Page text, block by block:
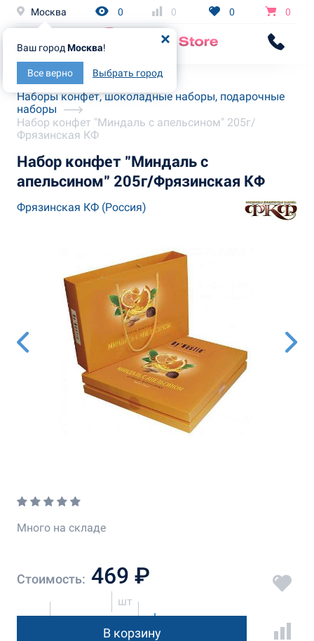
Москва
Ваш город Москва!
Все верно Выбрать город
0 0 0 0
Главная
Каталог
Наборы конфет, шоколадные наборы, подарочные
наборы
Набор конфет "Миндаль с апельсином" 205г/
Фрязинская КФ
Набор конфет "Миндаль с
апельсином" 205г/Фрязинская КФ
Фрязинская КФ (Россия)
Много на складе
Стоимость: 469 ₽
шт
В корзину